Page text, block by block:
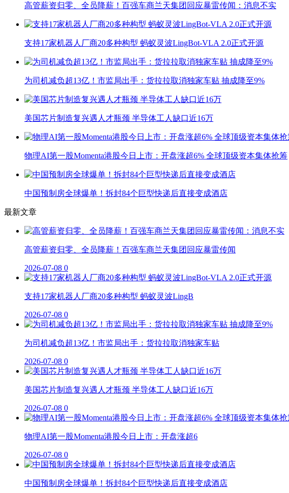
高管薪资归零、全员降薪！百强车商兰天集团回应暴雷传闻：消息不实
支持17家机器人厂商20多种构型 蚂蚁灵波LingBot-VLA 2.0正式开源
为司机减负超13亿！市监局出手：货拉拉取消独家车贴 抽成降至9%
美国芯片制造复兴遇人才瓶颈 半导体工人缺口近16万
物理AI第一股Momenta港股今日上市：开盘涨超6% 全球顶级资本集体抢筹
中国预制房全球爆单！拆封84个巨型快递后直接变成酒店
最新文章
高管薪资归零、全员降薪！百强车商兰天集团回应暴雷传闻
2026-07-08 0
支持17家机器人厂商20多种构型 蚂蚁灵波LingB
2026-07-08 0
为司机减负超13亿！市监局出手：货拉拉取消独家车贴
2026-07-08 0
美国芯片制造复兴遇人才瓶颈 半导体工人缺口近16万
2026-07-08 0
物理AI第一股Momenta港股今日上市：开盘涨超6
2026-07-08 0
中国预制房全球爆单！拆封84个巨型快递后直接变成酒店